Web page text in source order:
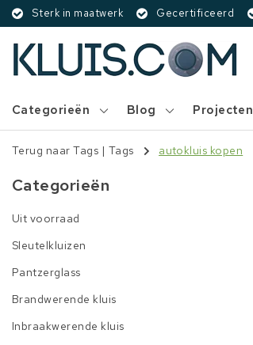
Sterk in maatwerk Gecertificeerd
Categorieën Blog Projecten
Terug naar Tags | Tags autokluis kopen
Categorieën
Uit voorraad
Sleutelkluizen
Pantzerglass
Brandwerende kluis
Inbraakwerende kluis